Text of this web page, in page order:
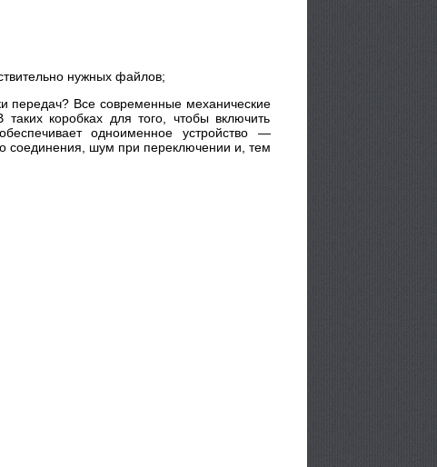
нужных файлов;
передач? Все современные механические
коробках для того, чтобы включить
одноименное устройство —
соединения, шум при переключении и, тем